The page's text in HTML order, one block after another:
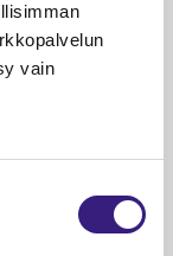
vain